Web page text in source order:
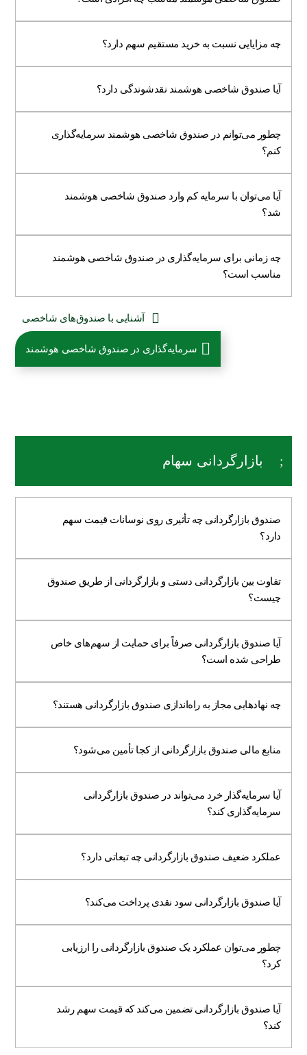
چه مزایایی نسبت به خرید مستقیم سهم دارد؟
آیا صندوق شاخصی هوشمند نقدشوندگی دارد؟
چطور می‌توانم در صندوق شاخصی هوشمند سرمایه‌گذاری
کنم؟
آیا می‌توان با سرمایه کم وارد صندوق شاخصی هوشمند
شد؟
چه زمانی برای سرمایه‌گذاری در صندوق شاخصی هوشمند
مناسب است؟
آشنایی با صندوق‌های شاخصی
سرمایه‌گذاری در صندوق شاخصی هوشمند
بازارگردانی سهام
صندوق بازارگردانی چه تأثیری روی نوسانات قیمت سهم
دارد؟
تفاوت بین بازارگردانی دستی و بازارگردانی از طریق صندوق
چیست؟
آیا صندوق بازارگردانی صرفاً برای حمایت از سهم‌های خاص
طراحی شده است؟
چه نهادهایی مجاز به راه‌اندازی صندوق بازارگردانی هستند؟
منابع مالی صندوق بازارگردانی از کجا تأمین می‌شود؟
آیا سرمایه‌گذار خرد می‌تواند در صندوق بازارگردانی
سرمایه‌گذاری کند؟
عملکرد ضعیف صندوق بازارگردانی چه تبعاتی دارد؟
آیا صندوق بازارگردانی سود نقدی پرداخت می‌کند؟
چطور می‌توان عملکرد یک صندوق بازارگردانی را ارزیابی
کرد؟
آیا صندوق بازارگردانی تضمین می‌کند که قیمت سهم رشد
کند؟